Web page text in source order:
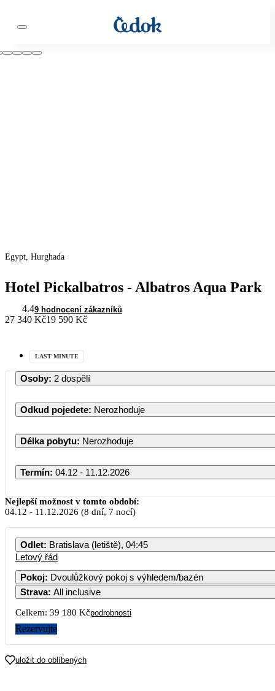
Egypt, Hurghada
Hotel Pickalbatros - Albatros Aqua Park
4.49 hodnocení zákazníků
27 340 Kč19 590 Kč
LAST MINUTE
Osoby: 2 dospělí
Odkud pojedete: Nerozhoduje
Délka pobytu: Nerozhoduje
Termín: 04.12 - 11.12.2026
Prosinec 2026
PO ÚT ST ČT PÁ SO
19 590
Nejlepší možnost v tomto období:
04.12 - 11.12.2026 (8 dní, 7 nocí)
Odlet: Bratislava (letiště), 04:45
Letový řád
Pokoj: Dvoulůžkový pokoj s výhledem/bazén
Strava: All inclusive
Celkem: 39 180 Kčpodrobnosti
Rezervujte
uložit do oblíbených